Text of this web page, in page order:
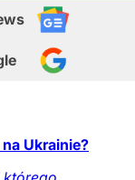
Ukrainie?